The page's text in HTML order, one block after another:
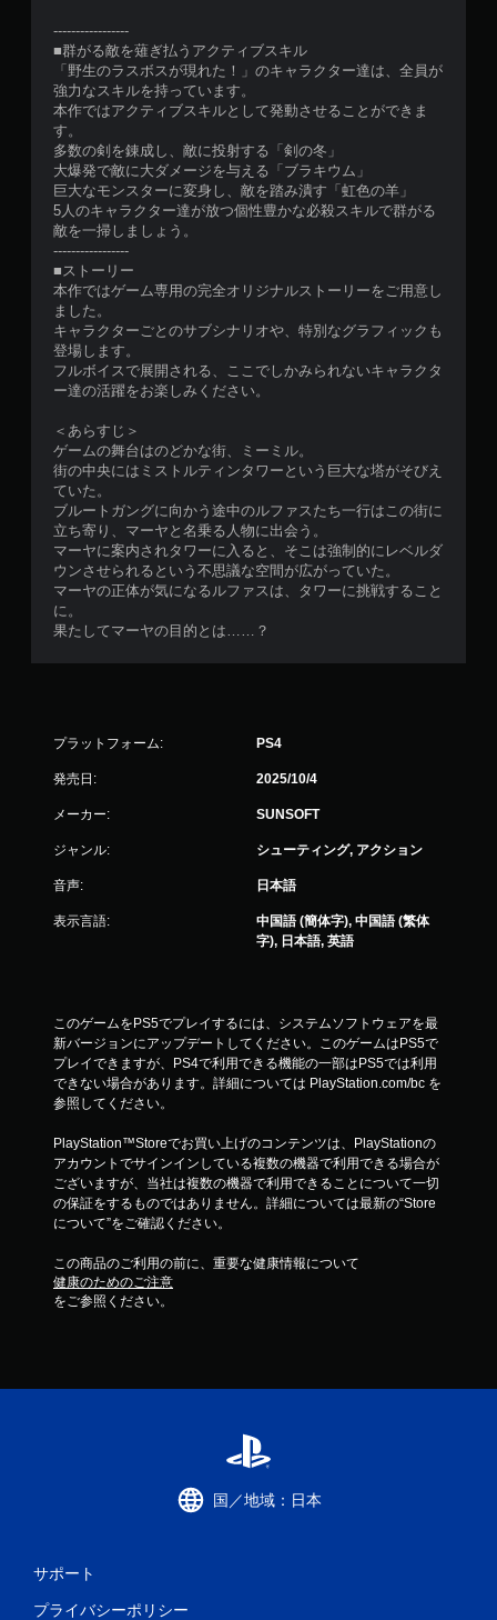
-----------------
■群がる敵を薙ぎ払うアクティブスキル
「野生のラスボスが現れた！」のキャラクター達は、全員が
強力なスキルを持っています。
本作ではアクティブスキルとして発動させることができま
す。
多数の剣を錬成し、敵に投射する「剣の冬」
大爆発で敵に大ダメージを与える「ブラキウム」
巨大なモンスターに変身し、敵を踏み潰す「虹色の羊」
5人のキャラクター達が放つ個性豊かな必殺スキルで群がる
敵を一掃しましょう。
-----------------
■ストーリー
本作ではゲーム専用の完全オリジナルストーリーをご用意し
ました。
キャラクターごとのサブシナリオや、特別なグラフィックも
登場します。
フルボイスで展開される、ここでしかみられないキャラクタ
ー達の活躍をお楽しみください。
＜あらすじ＞
ゲームの舞台はのどかな街、ミーミル。
街の中央にはミストルティンタワーという巨大な塔がそびえ
ていた。
ブルートガングに向かう途中のルファスたち一行はこの街に
立ち寄り、マーヤと名乗る人物に出会う。
マーヤに案内されタワーに入ると、そこは強制的にレベルダ
ウンさせられるという不思議な空間が広がっていた。
マーヤの正体が気になるルファスは、タワーに挑戦すること
に。
果たしてマーヤの目的とは……？
プラットフォーム: PS4
発売日: 2025/10/4
メーカー: SUNSOFT
ジャンル: シューティング, アクション
音声: 日本語
表示言語:
中国語 (簡体字), 中国語 (繁体
字), 日本語, 英語
このゲームをPS5でプレイするには、システムソフトウェアを最
新バージョンにアップデートしてください。このゲームはPS5で
プレイできますが、PS4で利用できる機能の一部はPS5では利用
できない場合があります。詳細については PlayStation.com/bc を
参照してください。
PlayStation™Storeでお買い上げのコンテンツは、PlayStationの
アカウントでサインインしている複数の機器で利用できる場合が
ございますが、当社は複数の機器で利用できることについて一切
の保証をするものではありません。詳細については最新の“Store
について”をご確認ください。
この商品のご利用の前に、重要な健康情報について
健康のためのご注意
をご参照ください。
国／地域：日本
サポート
プライバシーポリシー